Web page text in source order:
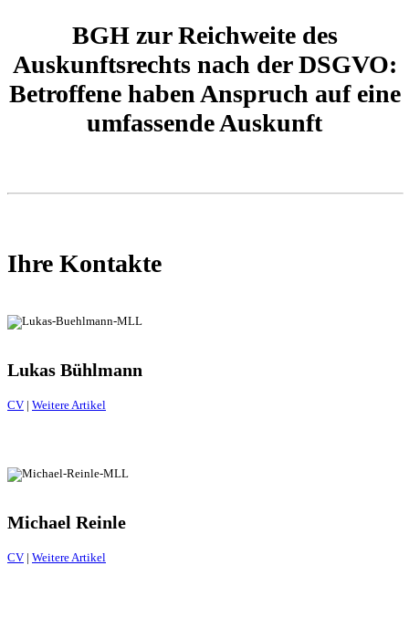
BGH zur Reichweite des
Auskunftsrechts nach der DSGVO:
Betroffene haben Anspruch auf eine
umfassende Auskunft
Ihre Kontakte
Lukas Bühlmann
CV Weitere Artikel
Michael Reinle
CV | Weitere Artikel